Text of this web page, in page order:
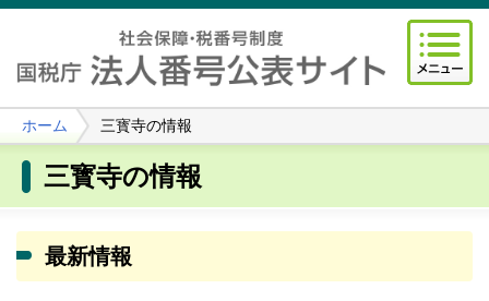
ホーム 三寳寺の情報
三寳寺の情報
最新情報